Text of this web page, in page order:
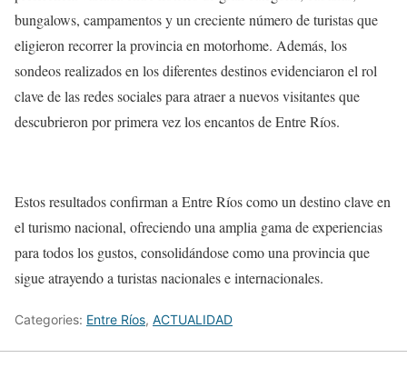
bungalows, campamentos y un creciente número de turistas que
eligieron recorrer la provincia en motorhome. Además, los
sondeos realizados en los diferentes destinos evidenciaron el rol
clave de las redes sociales para atraer a nuevos visitantes que
descubrieron por primera vez los encantos de Entre Ríos.
Estos resultados confirman a Entre Ríos como un destino clave en
el turismo nacional, ofreciendo una amplia gama de experiencias
para todos los gustos, consolidándose como una provincia que
sigue atrayendo a turistas nacionales e internacionales.
Categories: Entre Ríos, ACTUALIDAD